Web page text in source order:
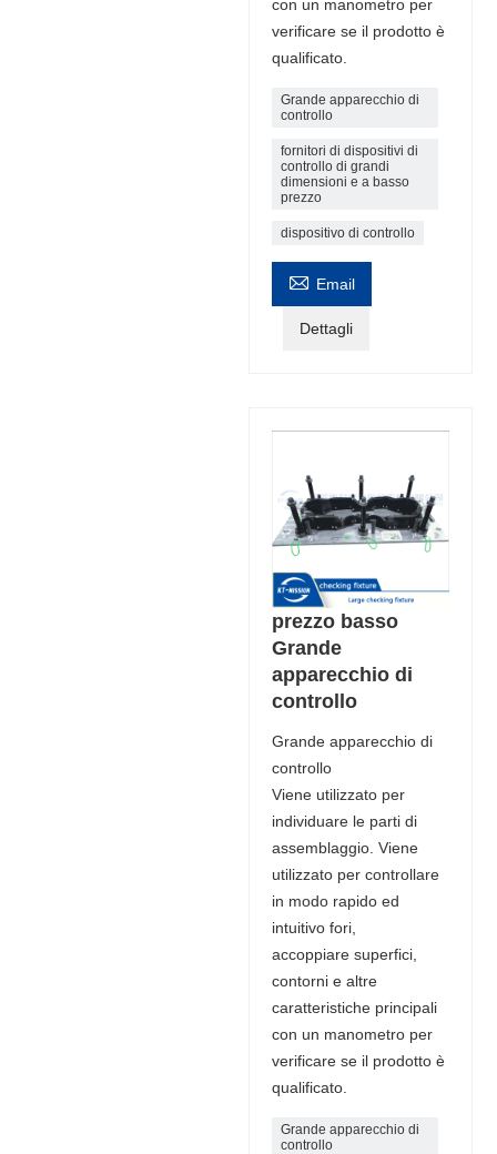
con un manometro per
verificare se il prodotto è
qualificato.
Grande apparecchio di
controllo
fornitori di dispositivi di
controllo di grandi
dimensioni e a basso
prezzo
dispositivo di controllo
 Email
Dettagli
prezzo basso
Grande
apparecchio di
controllo
Grande apparecchio di
controllo
Viene utilizzato per
individuare le parti di
assemblaggio. Viene
utilizzato per controllare
in modo rapido ed
intuitivo fori,
accoppiare superfici,
contorni e altre
caratteristiche principali
con un manometro per
verificare se il prodotto è
qualificato.
Grande apparecchio di
controllo